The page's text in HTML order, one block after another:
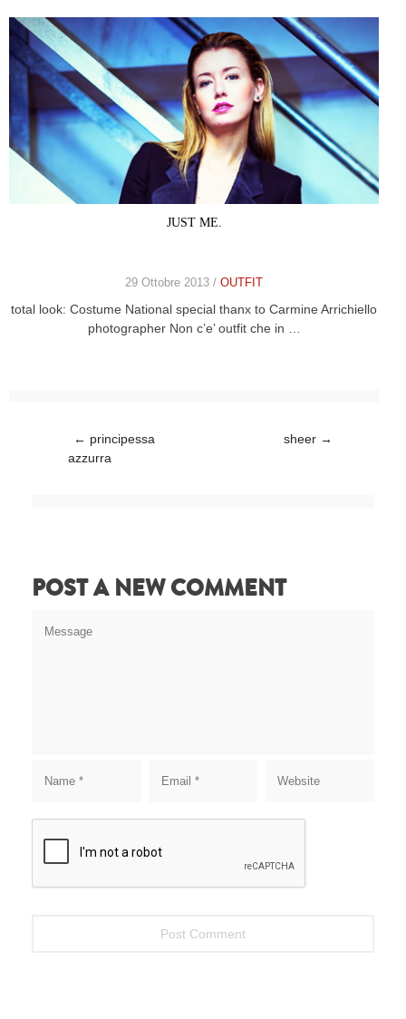
JUST ME.
29 Ottobre 2013 / OUTFIT
total look: Costume National special thanx to Carmine Arrichiello
photographer Non c’e’ outfit che in …
Post navigation
← principessa
azzurra
sheer →
POST A NEW COMMENT